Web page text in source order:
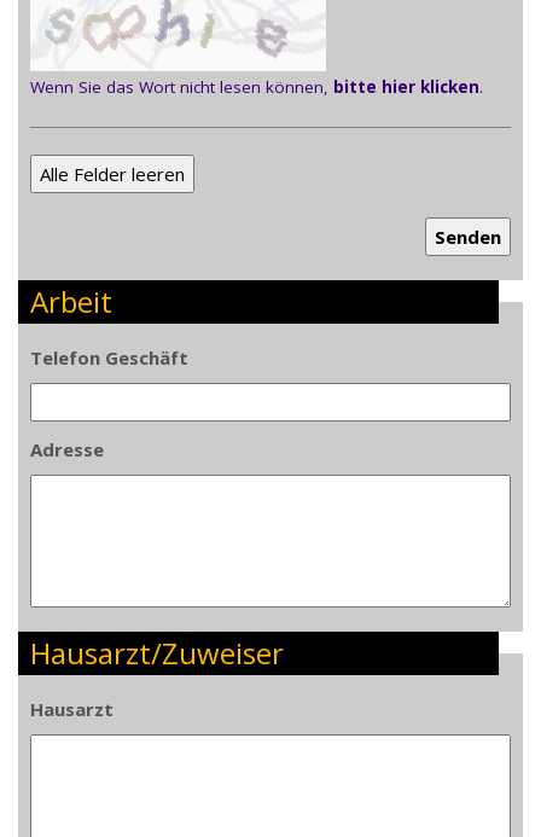
Wenn Sie das Wort nicht lesen können, bitte hier klicken.
Arbeit
Telefon Geschäft
Adresse
Hausarzt/Zuweiser
Hausarzt